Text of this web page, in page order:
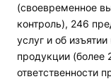
(своевременное
контроль), 246
услуг и об
продукции (более
ответственности